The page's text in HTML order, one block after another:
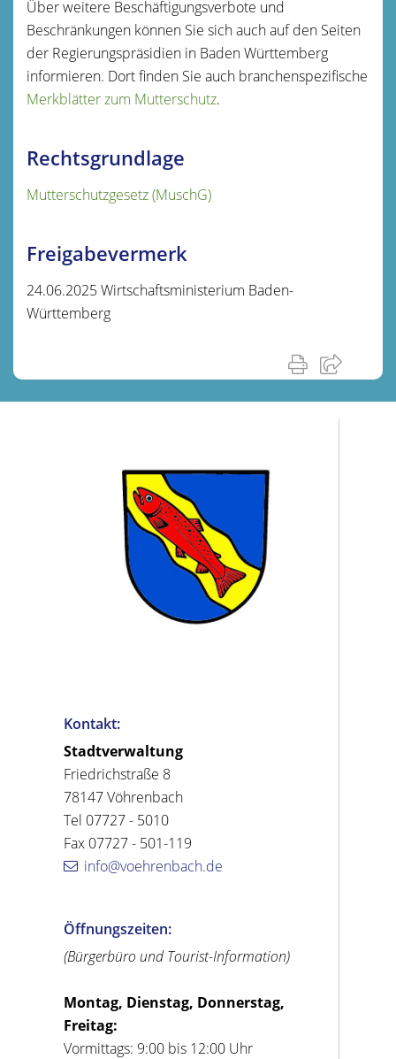
Über weitere Beschäftigungsverbote und
Beschränkungen können Sie sich auch auf den Seiten
der Regierungspräsidien in Baden Württemberg
informieren. Dort finden Sie auch branchenspezifische
Merkblätter zum Mutterschutz.
Rechtsgrundlage
Mutterschutzgesetz (MuschG)
Freigabevermerk
24.06.2025 Wirtschaftsministerium Baden-
Württemberg
Kontakt:
Stadtverwaltung
Friedrichstraße 8
78147 Vöhrenbach
Tel 07727 - 5010
Fax 07727 - 501-119
info@voehrenbach.de
Öffnungszeiten:
(Bürgerbüro und Tourist-Information)
Montag, Dienstag, Donnerstag,
Freitag:
Vormittags: 9:00 bis 12:00 Uhr